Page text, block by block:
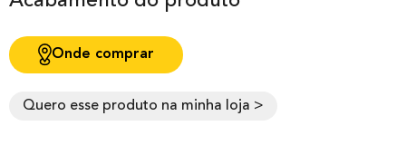
Onde comprar
Quero esse produto na minha loja >